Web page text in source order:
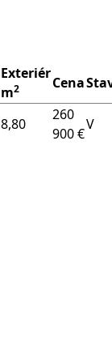
Exteriér
m2 Cena
8,80
260
900 €
V